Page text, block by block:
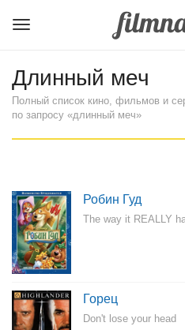
Длинный меч
Полный список кино, фильмов и
по запросу «длинный меч»
Робин Гуд
The way it REALLY
Горец
Don't lose your head